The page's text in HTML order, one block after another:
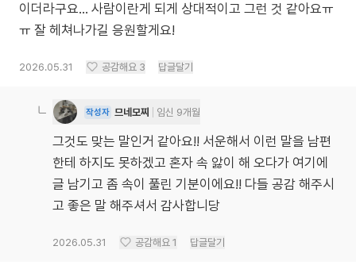
이더라구요... 사람이란게 되게 상대적이고 그런 것 같아요ㅠ
ㅠ 잘 헤쳐나가길 응원할게요!
2026.05.31 공감해요 3 답글달기
작성자 므네모찌 임신 9개월
그것도 맞는 말인거 같아요!! 서운해서 이런 말을 남편
한테 하지도 못하겠고 혼자 속 앓이 해 오다가 여기에
글 남기고 좀 속이 풀린 기분이에요!! 다들 공감 해주시
고 좋은 말 해주셔서 감사합니당
2026.05.31 공감해요 1 답글달기